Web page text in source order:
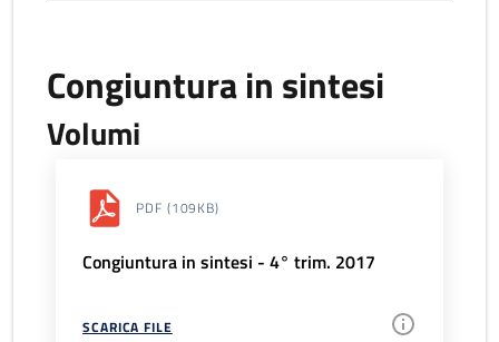
Congiuntura in sintesi
Volumi
PDF (109KB)
Congiuntura in sintesi - 4° trim. 2017
SCARICA FILE